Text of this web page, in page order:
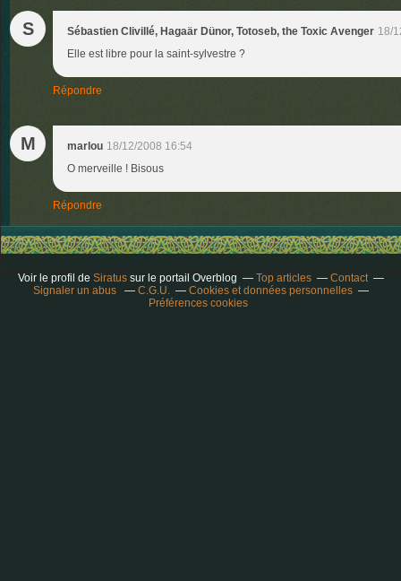
S Sébastien Clivillé, Hagaär Dünor, Totoseb, the Toxic Avenger 18/
Elle est libre pour la saint-sylvestre ?
Répondre
M marlou 18/12/2008 16:54
O merveille ! Bisous
Répondre
Voir le profil de Siratussur le portail Overblog Top articles
Contact
Signaler un abus
C.G.U.
Cookies et données personnelles
Préférences cookies